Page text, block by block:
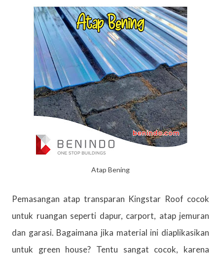
Atap Bening
Pemasangan atap transparan Kingstar Roof cocok
untuk ruangan seperti dapur, carport, atap jemuran
dan garasi. Bagaimana jika material ini diaplikasikan
untuk green house? Tentu sangat cocok, karena